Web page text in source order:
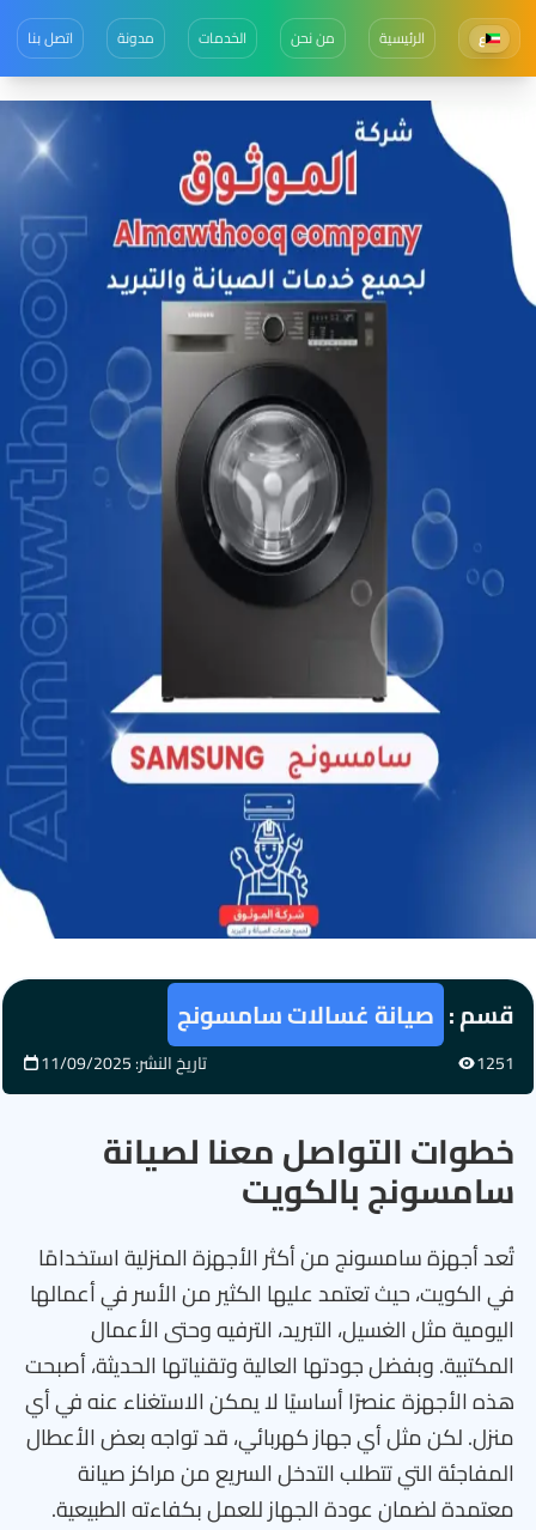
ع الرئيسية من نحن الخدمات مدونة اتصل بنا
قسم : صيانة غسالات سامسونج
1251 تاريخ النشر: 11/09/2025
خطوات التواصل معنا لصيانة
سامسونج بالكويت
تُعد أجهزة سامسونج من أكثر الأجهزة المنزلية استخدامًا
في الكويت، حيث تعتمد عليها الكثير من الأسر في أعمالها
اليومية مثل الغسيل، التبريد، الترفيه وحتى الأعمال
المكتبية. وبفضل جودتها العالية وتقنياتها الحديثة، أصبحت
هذه الأجهزة عنصرًا أساسيًا لا يمكن الاستغناء عنه في أي
منزل. لكن مثل أي جهاز كهربائي، قد تواجه بعض الأعطال
المفاجئة التي تتطلب التدخل السريع من مراكز صيانة
معتمدة لضمان عودة الجهاز للعمل بكفاءته الطبيعية.